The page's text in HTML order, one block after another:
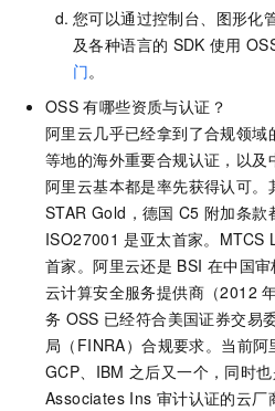
您可以通过控制台、图形化
及各种语言的 SDK 使用
门。
OSS 有哪些资质与认证？
阿里云几乎已经拿到了合规领域
等地的海外重要合规认证，以及
阿里云基本都是率先获得认可
STAR Gold，德国 C5 附加条款
ISO27001 是亚太首家。MTCS
首家。阿里云还是 BSI 在中国审
云计算安全服务提供商（2012
务 OSS 已经符合美国证券交易
局（FINRA）合规要求。当前阿
GCP、IBM 之后又一个，同时
Associates Ins 审计认证的云厂